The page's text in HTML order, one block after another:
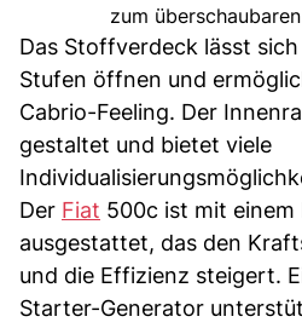
zum
Das Stoffverdeck lässt
Stufen öffnen und
Cabrio-Feeling. Der
gestaltet und bietet viele
Der Fiat 500c ist mit
ausgestattet, das den
und die Effizienz steigert.
Starter-Generator